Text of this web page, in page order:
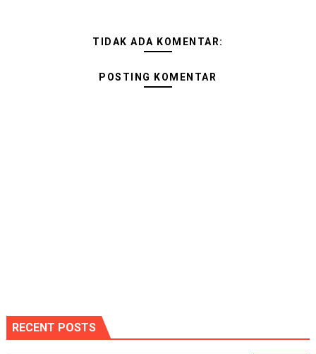
TIDAK ADA KOMENTAR:
POSTING KOMENTAR
RECENT POSTS